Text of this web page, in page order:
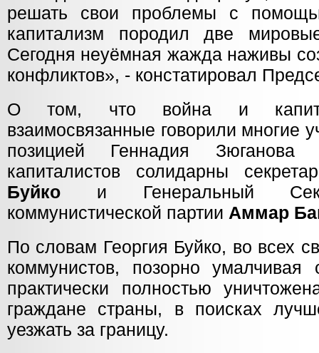
решать свои проблемы с
капитализм породил две
Сегодня неуёмная жажда наживы
конфликтов», - констатировал
О том, что война и
взаимосвязанные говорили многие
позицией Геннадия Зюганова
капиталистов солидарны
Буйко и Генеральный
коммунистической партии Аммар
По словам Георгия Буйко, во всех
коммунистов, позорно
практически полностью
граждане страны, в поисках
уезжать за границу.